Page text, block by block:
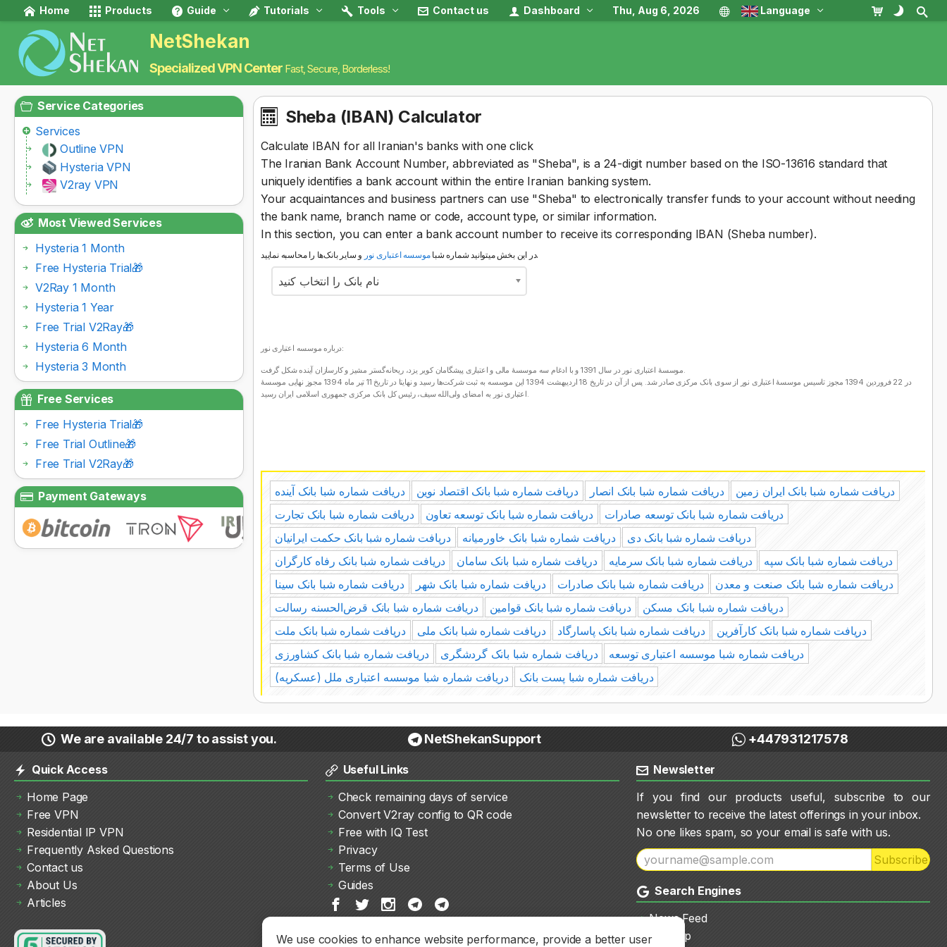
We use cookies to enhance website performance, provide a better user
Home Products Guide Tutorials Tools Contact us Dashboard Thu, Aug 6, 2026 Language
NetShekan
Specialized VPN Center Fast, Secure, Borderless!
Sheba (IBAN) Calculator
Calculate IBAN for all Iranian's banks with one click
The Iranian Bank Account Number, abbreviated as "Sheba", is a 24-digit number based on the ISO-13616 standard that
uniquely identifies a bank account within the entire Iranian banking system.
Your acquaintances and business partners can use "Sheba" to electronically transfer funds to your account without needing
the bank name, branch name or code, account type, or similar information.
In this section, you can enter a bank account number to receive its corresponding IBAN (Sheba number).
در این بخش میتوانید شماره شباموسسه اعتباری نور و سایر بانک‌ها را محاسبه نمایید.
نام بانک را انتخاب کنید
درباره موسسه اعتباری نور:
موسسهٔ اعتباری نور در سال 1391 و با ادغام سه موسسهٔ مالی و اعتباری پیشگامان کویر یزد، ریحانه‌گستر مشیز و کارسازان آینده شکل گرفت.
در 22 فروردین 1394 مجوز تاسیس موسسهٔ اعتباری نور از سوی بانک مرکزی صادر شد. پس از آن در تاریخ 18 اردیبهشت 1394 این موسسه به ثبت شرکت‌ها رسید و نهایتا در تاریخ 11 تیر ماه 1394 مجوز نهایی موسسهٔ
اعتباری نور به امضای ولی‌الله سیف، رئیس کل بانک مرکزی جمهوری اسلامی ایران رسید.
دریافت شماره شبا بانک آینده دریافت شماره شبا بانک اقتصاد نوین دریافت شماره شبا بانک انصار
دریافت شماره شبا بانک ایران زمین
دریافت شماره شبا بانک تجارت
دریافت شماره شبا بانک توسعه تعاون
دریافت شماره شبا بانک توسعه صادرات
دریافت شماره شبا بانک حکمت ایرانیان
دریافت شماره شبا بانک خاورمیانه
دریافت شماره شبا بانک دی
دریافت شماره شبا بانک رفاه کارگران
دریافت شماره شبا بانک سامان دریافت شماره شبا بانک سرمایه
دریافت شماره شبا بانک سپه
دریافت شماره شبا بانک سینا
دریافت شماره شبا بانک شهر دریافت شماره شبا بانک صادرات
دریافت شماره شبا بانک صنعت و معدن
دریافت شماره شبا بانک قرض‌الحسنه رسالت
دریافت شماره شبا بانک قوامین
دریافت شماره شبا بانک مسکن
دریافت شماره شبا بانک ملت
دریافت شماره شبا بانک ملی دریافت شماره شبا بانک پاسارگاد
دریافت شماره شبا بانک کارآفرین
دریافت شماره شبا بانک کشاورزی
دریافت شماره شبا بانک گردشگری
دریافت شماره شبا موسسه اعتباری توسعه
دریافت شماره شبا موسسه اعتباری ملل (عسکریه)
دریافت شماره شبا پست بانک
Service Categories
Services
Outline VPN
Hysteria VPN
V2ray VPN
Most Viewed Services
Hysteria 1 Month
Free Hysteria Trial🎁
V2Ray 1 Month
Hysteria 1 Year
Free Trial V2Ray🎁
Hysteria 6 Month
Hysteria 3 Month
Free Services
Free Hysteria Trial🎁
Free Trial Outline🎁
Free Trial V2Ray🎁
Payment Gateways
We are available 24/7 to assist you. NetShekanSupport +447931217578
Quick Access
Home Page
Free VPN
Residential IP VPN
Frequently Asked Questions
Contact us
About Us
Articles
Useful Links
Check remaining days of service
Convert V2ray config to QR code
Free with IQ Test
Privacy
Terms of Use
Guides
Newsletter
If you find our products useful, subscribe to our
newsletter to receive the latest offerings in your inbox.
No one likes spam, so your email is safe with us.
Subscribe
Search Engines
News Feed
Sitemap